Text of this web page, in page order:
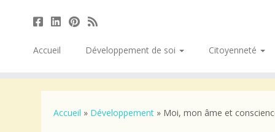
Accueil Développement de soi Citoyenneté
Accueil » Développement » Moi, mon âme et